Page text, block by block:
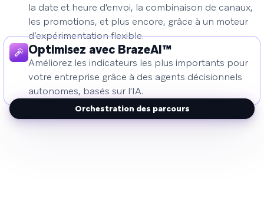
la date et heure d'envoi, la combinaison de canaux,
les promotions, et plus encore, grâce à un moteur
d’expérimentation flexible.
Optimisez avec BrazeAI™
Améliorez les indicateurs les plus importants pour
votre entreprise grâce à des agents décisionnels
autonomes, basés sur l'IA.
Orchestration des parcours